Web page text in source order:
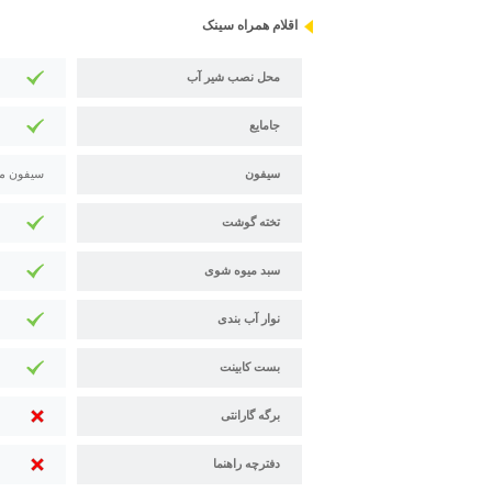
اقلام همراه سینک
محل نصب شیر آب
جامایع
سیفون سیفون
تخته گوشت
سبد میوه شوی
نوار آب بندی
بست کابینت
برگه گارانتی
دفترچه راهنما